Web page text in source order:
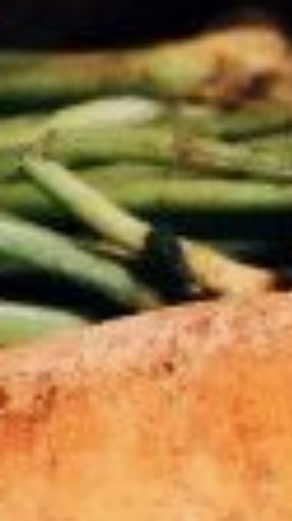
В первую же весну всходы осенней
моркови «ускользнули»
от листоблошки — когда она
активизировалась, растения уже
были взрослые. С тех пор
подзимние посевы моркови у меня
стали ежегодными.
важно
Посеянная осенью морковь
хранится хуже, поэтому нужно
либо увеличить посевы, либо
дополнительно сеять весной.
Осенью сеют на 30 — 40% больше
семян, чем при весеннем посеве,
так как часть замерзнет, часть не
взойдет.
После уборки урожая
перекапываю грядки. Важно, чтобы
весной семена не затоплялись
талыми водами, поэтому
устраиваю для них высокие
грядки. Чтобы бока не осыпались,
окантовываю их металлическими